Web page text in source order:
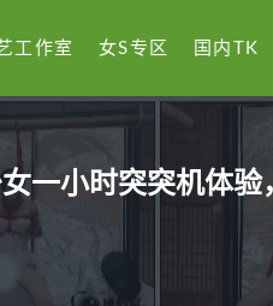
工作室 女S专区 国内TK
一小时突突机体